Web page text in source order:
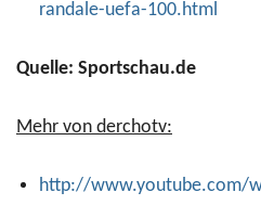
randale-uefa-100.html
Quelle: Sportschau.de
Mehr von derchotv:
http://www.youtube.com/